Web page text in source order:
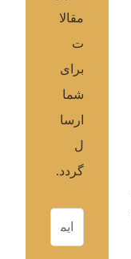
مقالا
ت
برای
شما
ارسا
ل
گردد.